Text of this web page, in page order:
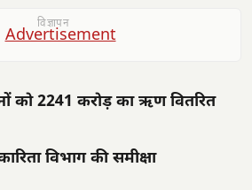
विज्ञापन
को 2241 करोड़ का ऋण वितरित
विभाग की समीक्षा